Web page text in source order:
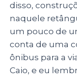
disso,
naquele
um pouco de
conta de uma
ônibus para a
Caio, e eu